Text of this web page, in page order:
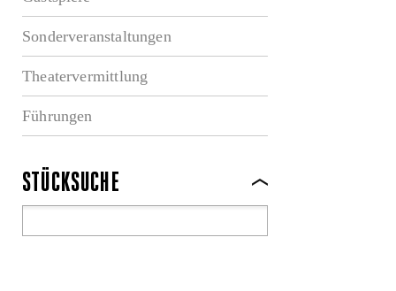
Sonderveranstaltungen
Theatervermittlung
Führungen
STÜCKSUCHE